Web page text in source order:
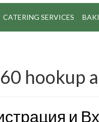
CATERING SERVICES
hookup
и